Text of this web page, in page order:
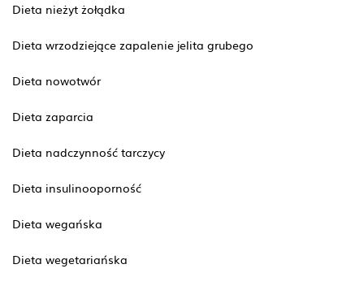
Dieta nieżyt żołądka
Dieta wrzodziejące zapalenie jelita grubego
Dieta nowotwór
Dieta zaparcia
Dieta nadczynność tarczycy
Dieta insulinooporność
Dieta wegańska
Dieta wegetariańska